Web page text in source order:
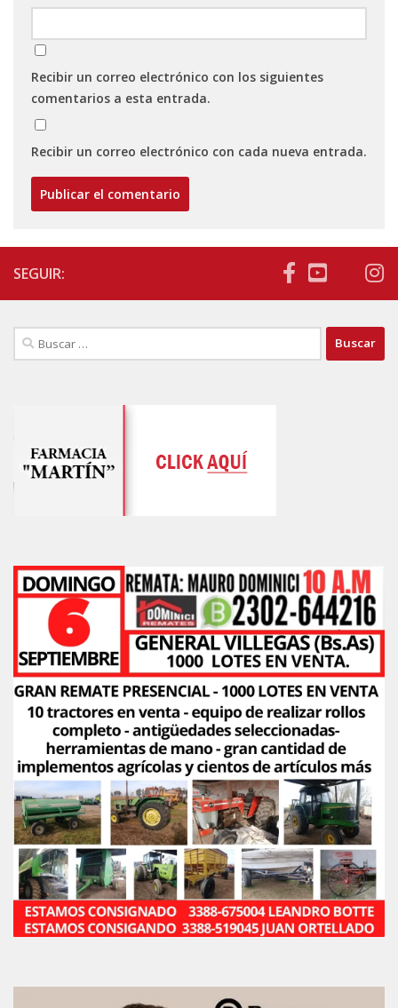
Recibir un correo electrónico con los siguientes
comentarios a esta entrada.
Recibir un correo electrónico con cada nueva entrada.
SEGUIR:
Buscar: